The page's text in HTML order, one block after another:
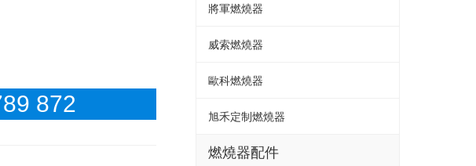
872
將軍燃燒器
威索燃燒器
歐科燃燒器
旭禾定制燃燒器
燃燒器配件